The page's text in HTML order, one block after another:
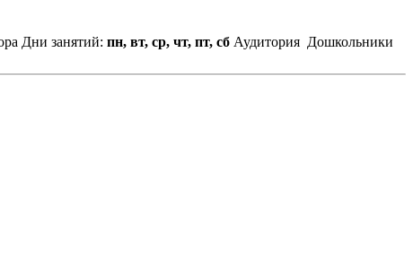
Дни занятий: пн, вт, ср, чт, пт, сб Аудитория Дошкольники